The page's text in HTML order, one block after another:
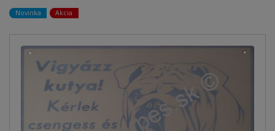
Novinka Akcia